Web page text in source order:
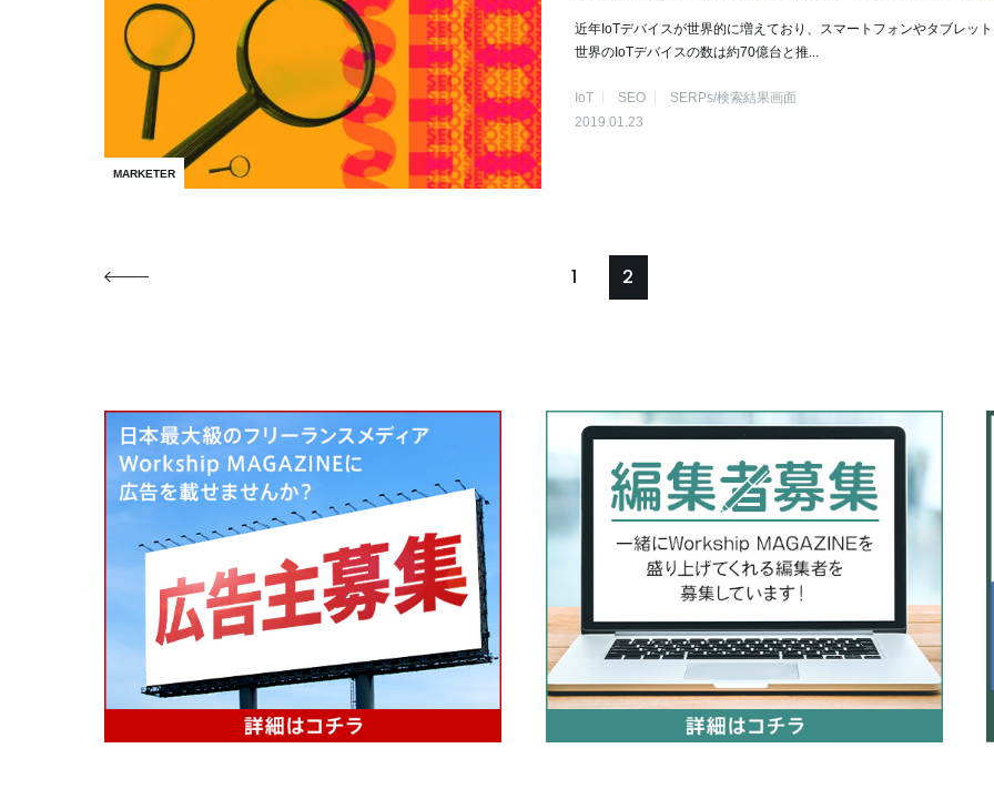
MARKETER
近年IoTデバイスが世界的に増えており、スマートフォンやタブレッ
世界のIoTデバイスの数は約70億台と推...
IoT SEO
SERPs/検索結果画面
2019.01.23
1 2